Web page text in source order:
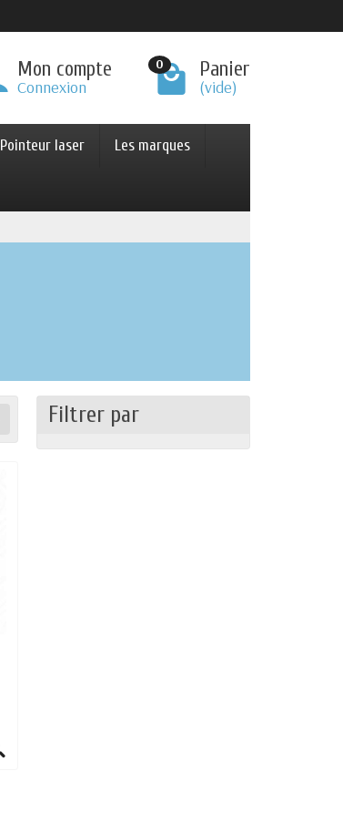
Mon compte
Connexion
0 Panier
(vide)
Pointeur laser Les marques
Filtrer par